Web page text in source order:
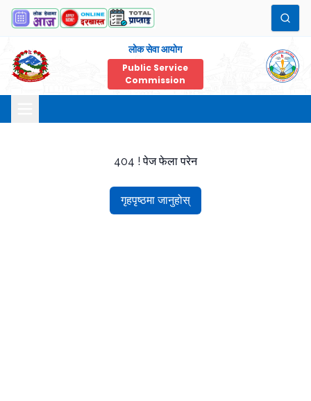
लोक सेवा आयोग
Public Service
Commission
404 ! पेज फेला परेन
गृहपृष्ठमा जानुहोस्